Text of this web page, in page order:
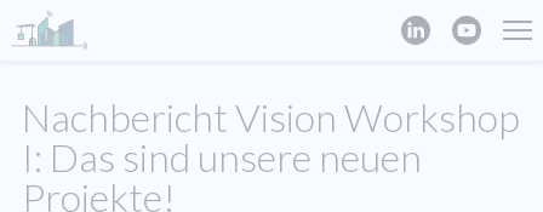
Nachbericht Vision Workshop
I: Das sind unsere neuen
Projekte!